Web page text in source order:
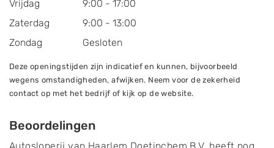
Vrijdag
9:00 - 17:00
Zaterdag
9:00 - 13:00
Zondag
Gesloten
Deze openingstijden zijn indicatief en kunnen, bijvoorbeeld
wegens omstandigheden, afwijken. Neem voor de zekerheid
contact op met het bedrijf of kijk op de website.
Beoordelingen
Autosloperij van Haarlem Doetinchem B.V. heeft nog